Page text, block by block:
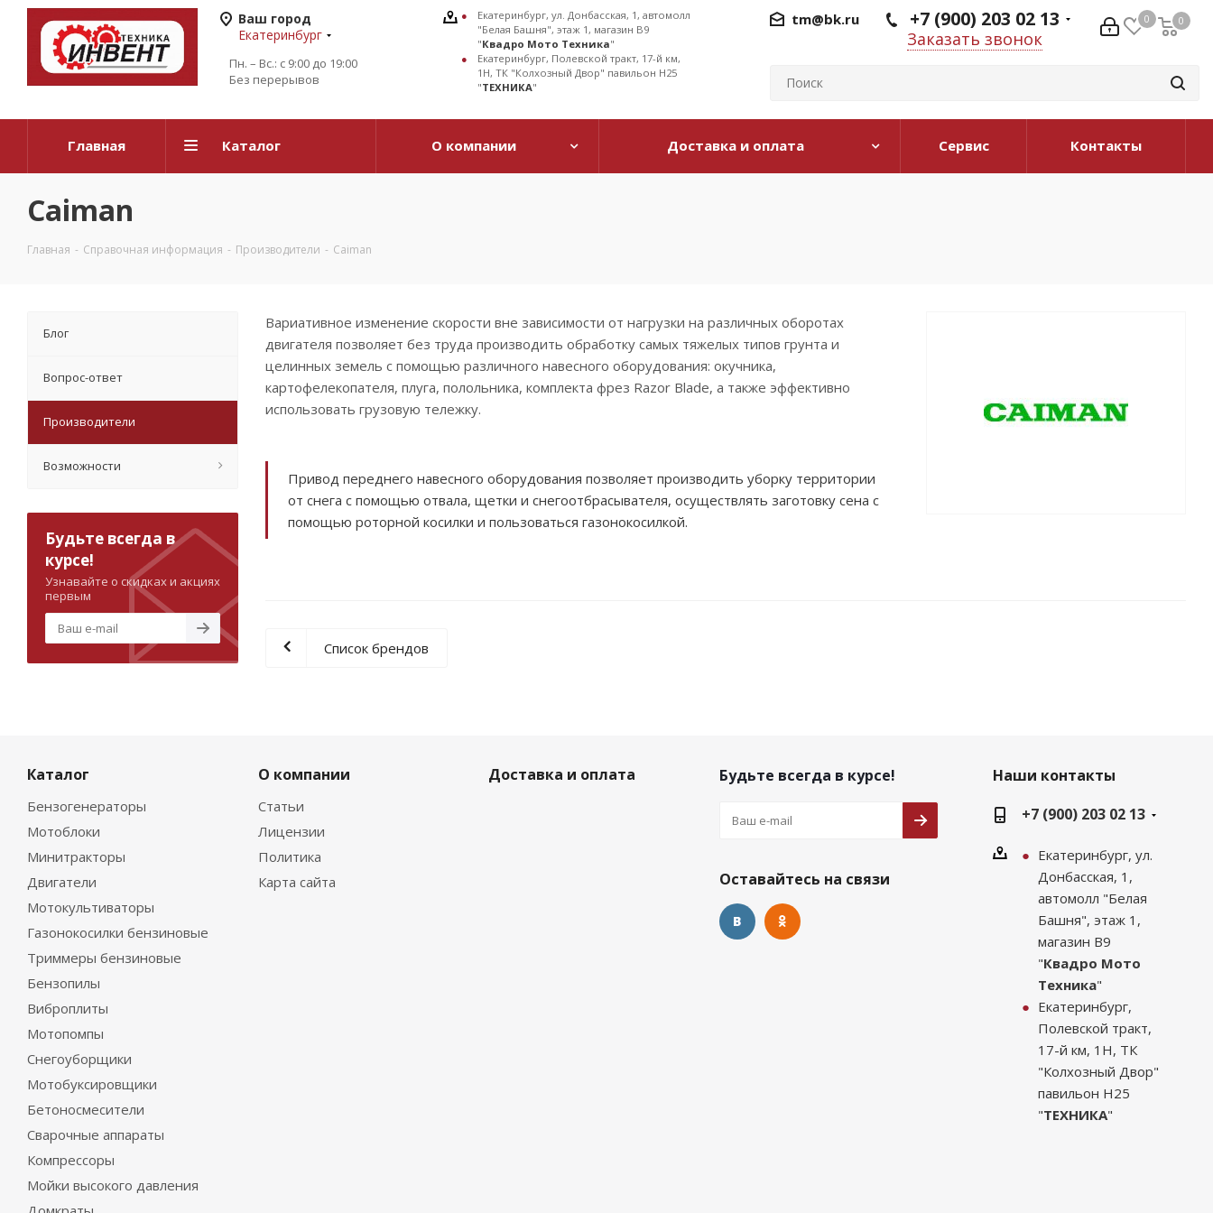
Ваш город
Екатеринбург
Пн. – Вс.: с 9:00 до 19:00
Без перерывов
0 0
0
+7 (900) 203 02 13
Заказать звонок
tm@bk.ru
Екатеринбург, ул. Донбасская, 1, автомолл
"Белая Башня", этаж 1, магазин В9
"Квадро Мото Техника"
Екатеринбург, Полевской тракт, 17-й км,
1Н, ТК "Колхозный Двор" павильон Н25
"ТЕХНИКА"
Главная Каталог О компании Доставка и оплата Сервис Контакты
Caiman
Главная - Справочная информация - Производители - Caiman
Вариативное изменение скорости вне зависимости от нагрузки на различных оборотах
двигателя позволяет без труда производить обработку самых тяжелых типов грунта и
целинных земель с помощью различного навесного оборудования: окучника,
картофелекопателя, плуга, полольника, комплекта фрез Razor Blade, а также эффективно
использовать грузовую тележку.
Привод переднего навесного оборудования позволяет производить уборку территории
от снега с помощью отвала, щетки и снегоотбрасывателя, осуществлять заготовку сена с
помощью роторной косилки и пользоваться газонокосилкой.
Список брендов
Блог
Вопрос-ответ
Производители
Возможности
Будьте всегда в
курсе!
Узнавайте о скидках и акциях
первым
Каталог
Бензогенераторы
Мотоблоки
Минитракторы
Двигатели
Мотокультиваторы
Газонокосилки бензиновые
Триммеры бензиновые
Бензопилы
Виброплиты
Мотопомпы
Снегоуборщики
Мотобуксировщики
Бетоносмесители
Сварочные аппараты
Компрессоры
Мойки высокого давления
О компании
Статьи
Лицензии
Политика
Карта сайта
Доставка и оплата Будьте всегда в курсе!
Оставайтесь на связи
Наши контакты
+7 (900) 203 02 13
Екатеринбург, ул.
Донбасская, 1,
автомолл "Белая
Башня", этаж 1,
магазин В9
"Квадро Мото
Техника"
Екатеринбург,
Полевской тракт,
17-й км, 1Н, ТК
"Колхозный Двор"
павильон Н25
"ТЕХНИКА"